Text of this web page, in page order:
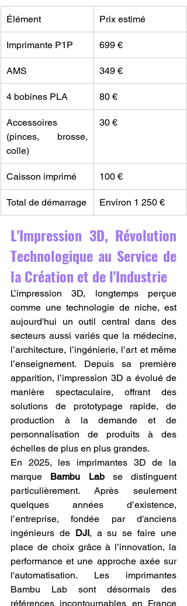
Élément Prix estimé
Imprimante P1P 699 €
AMS 349 €
4 bobines PLA 80 €
Accessoires
(pinces, brosse,
colle)
30 €
Caisson imprimé 100 €
Total de démarrage Environ 1 250 €
L'Impression 3D, Révolution
Technologique au Service de
la Création et de l'Industrie
L’impression 3D, longtemps perçue
comme une technologie de niche, est
aujourd'hui un outil central dans des
secteurs aussi variés que la médecine,
l’architecture, l’ingénierie, l’art et même
l’enseignement. Depuis sa première
apparition, l’impression 3D a évolué de
manière spectaculaire, offrant des
solutions de prototypage rapide, de
production à la demande et de
personnalisation de produits à des
échelles de plus en plus grandes.
En 2025, les imprimantes 3D de la
marque Bambu Lab se distinguent
particulièrement. Après seulement
quelques années d’existence,
l’entreprise, fondée par d'anciens
ingénieurs de DJI, a su se faire une
place de choix grâce à l’innovation, la
performance et une approche axée sur
l'automatisation. Les imprimantes
Bambu Lab sont désormais des
références incontournables en France